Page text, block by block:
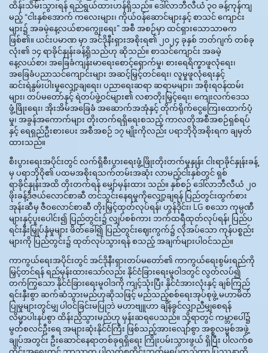
ထိန်းသိမ်းသွားရန် ရည်ရွယ်ထားဟန်ရှိသည်။ ဒေါ်လာဘီလီယံ ၃၀ ခန့်ကုန်ကျ
မည့် “ငါးနှစ်အောက် ကလေးများ၊ ကိုယ်ဝန်ဆောင်များနှင့် စာသင် ကျောင်း
များ၌ အခမဲ့နေ့လယ်စာကျွေးရေး” အစီ အစဉ်မှာ ထင်ရှားသောသာဓက
ဖြစ်၏။ ယင်းပမာဏ မှာ အင်ဒိုနီးရှားအစိုးရ၏ ၂၀၂၄ ခုနှစ် ဘတ်ဂျက် တစ်ခု
လုံး၏ ၁၄ ရာခိုင်နှုန်းခန့်ရှိသည်ဟု ဆိုသည်။ စာသင်ကျောင်း အခမဲ့
နေ့လယ်စာ၊ အခြေခံကျန်းမာရေးစောင့်ရှောက်မှု၊ စားရေရိက္ခာဖူလုံရေး၊
အခြေခံပညာသင်ကျောင်းများ အဆင့်မြှင့်တင်ရေး၊ လူမှုဖူလုံရေးနှင့်
ဆင်းရဲနွမ်းပါးမှုလျှော့ချရေး၊ ပညာရေးဆရာ ဆရာမများ၊ အစိုးရဝန်ထမ်း
များ၊ တပ်မတော်နှင့် ရဲတပ်ဖွဲ့ဝင်များ၏ လစာတိုးမြှင့်ရေး၊ ကျေးလက်ဒေသ
ဖွံ့ဖြိုးရေး၊ အိုးအိမ်အခြေခံ အဆောက်အအုံနှင့် တိုက်ရိုက်ငွေကြေးထောက်ပံ့
မှု၊ အခွန်အကောက်များ တိုးတက်ရရှိရေးစသည့် ကာလတိုအစီအစဉ်ရှစ်ရပ်
နှင့် ရေရှည်ဦးစားပေး အစီအစဉ် ၁၇ မျိုးကိုလည်း ပရာဘိုဝိုအစိုးရက ချမှတ်
ထားသည်။
စီးပွားရေးအပိုင်းတွင် လက်ရှိစီးပွားရေးဖွံ့ဖြိုးတိုးတက်မှုနှုန်း ငါးရာခိုင်နှုန်းခန့်
မှ ပရာဘိုဝို၏ ပထမအစိုးရသက်တမ်းအဆုံး လာမည့်ငါးနှစ်တွင် ရှစ်
ရာခိုင်နှုန်းအထိ တိုးတက်ရန် မျှော်မှန်းထား သည်။ နှစ်စဉ် ဒေါ်လာဘီလီယံ ၂၀
ဖိုးခန့်ဒီဇယ်လောင်စာဆီ တင်သွင်းနေရမှုကိုလျှော့ချရန် ပြည်တွင်းထွက်စား
အုန်းဆီမှ ဇီဝလောင်စာဆီ တိုးမြှင့်ထုတ်လုပ်ရန်၊ ဟွန်ဒိုင်း၊ LG စသော ကုမ္ပဏီ
များနှင့်ပူးပေါင်း၍ ပြည်တွင်း၌ လျှပ်စစ်ကား ဘက်ထရီထုတ်လုပ်ရန်၊ ပြည်ပ
ရင်းနှီးမြှုပ်နှံမှုများ ဖိတ်ခေါ်၍ ပြည်တွင်းဈေးကွက်၌ လိုအပ်သော ကုန်ပစ္စည်း
များကို ပြည်တွင်း၌ ထုတ်လုပ်သွားရန် စသည့် အချက်များပါဝင်သည်။
ကာကွယ်ရေးအပိုင်းတွင် အင်ဒိုနီးရှားတပ်မတော်၏ ကာကွယ်ရေးစွမ်းရည်ကို
မြှင့်တင်ရန် ရည်မှန်းထားသော်လည်း နိုင်ငံခြားရေးမူဝါဒတွင် လွတ်လပ်၍
တက်ကြွသော နိုင်ငံခြားရေးမူဝါဒကို ကျင့်သုံးပြီး နိုင်ငံအားလုံးနှင့် ချစ်ကြည်
ရင်းနှီးစွာ ဆက်ဆံသွားမည်ဟုဆိုသဖြင့် မည်သည့်စစ်ရေးအုပ်စုဖွဲ့ မဟာမိတ်
ပြုမှုများတွင်မျှ ပါဝင်ခြင်းမပြုဘဲ မဟာဗျူဟာ ချိန်ခွင်လျှာညီမျှစေရန်
လိမ္မာပါးနပ်စွာ ထိန်းညှိသွားမည်ဟု မှန်းဆရပေသည်။ သို့ရာတွင် ကမ္ဘာပေါ်၌
မွတ်စလင်ဦးရေ အများဆုံးနိုင်ငံကြီး ဖြစ်သည့်အားလျော်စွာ အစ္စလမ္မစ်အဖွဲ့
ချုပ်အတွင်း ဦးဆောင်နေရာတစ်ခုရရှိရေး ကြိုးပမ်းသွားဖွယ် ရှိပြီး ပါလက်စ